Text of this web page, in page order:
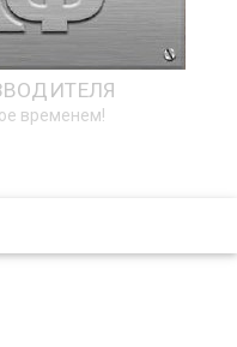
временем!